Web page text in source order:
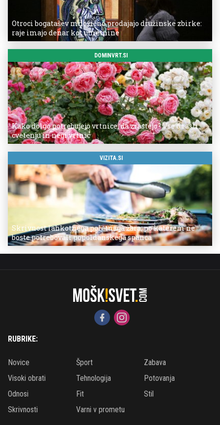
Otroci bogatašev množično prodajajo družinske zbirke:
raje imajo denar kot umetnine
DOMINVRT.SI
Kako dolgo potrebujejo vrtnice, da zrastejo? Vse o rasti,
cvetenju in negi vrtnic
VIZITA.SI
Skrivnost lahkotnega poletnega žara, po katerem ne
boste potrebovali popoldanskega spanca
RUBRIKE:
Novice Šport
Zabava
Visoki obrati
Tehnologija
Potovanja
Odnosi
Fit
Stil
Skrivnosti
Varni v prometu